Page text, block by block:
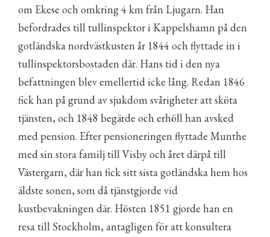
om Ekese och omkring 4 km från Ljugarn. Han
befordrades till tullinspektor i Kappelshamn på den
gotländska nordvästkusten år 1844 och flyttade in i
tullinspektorsbostaden där. Hans tid i den nya
befattningen blev emellertid icke lång. Redan 1846
fick han på grund av sjukdom svårigheter att sköta
tjänsten, och 1848 begärde och erhöll han avsked
med pension. Efter pensioneringen flyttade Munthe
med sin stora familj till Visby och året därpå till
Västergarn, där han fick sitt sista gotländska hem hos
äldste sonen, som då tjänstgjorde vid
kustbevakningen där. Hösten 1851 gjorde han en
resa till Stockholm, antagligen för att konsultera